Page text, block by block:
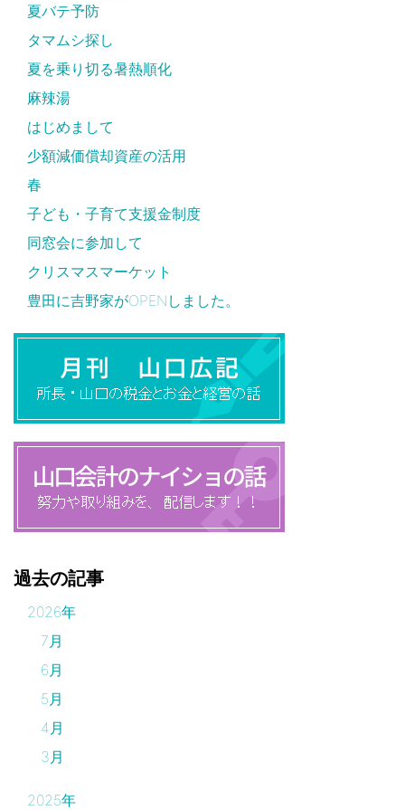
夏バテ予防
タマムシ探し
夏を乗り切る暑熱順化
麻辣湯
はじめまして
少額減価償却資産の活用
春
子ども・子育て支援金制度
同窓会に参加して
クリスマスマーケット
豊田に吉野家がOPENしました。
過去の記事
2026年
7月
6月
5月
4月
3月
2025年